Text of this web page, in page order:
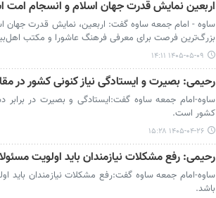
اربعین نمایش قدرت جهان اسلام و انسجام
ساوه - امام جمعه ساوه گفت: اربعین، نمایش قدرت جهان
بزرگ‌ترین فرصت برای معرفی فرهنگ عاشورا و مکتب
۱۴۰۵-۰۵-۰۹ ۱۴:۱۱
رحیمی: بصیرت و ایستادگی نیاز کنونی کشور در
ساوه-امام جمعه ساوه گفت:ایستادگی و بصیرت در
کشور است.
۱۴۰۵-۰۴-۲۶ ۱۵:۲۸
رحیمی: رفع مشکلات نیازمندان باید اولویت
ساوه-امام جمعه ساوه گفت:رفع مشکلات نیازمندان باید
باشد.